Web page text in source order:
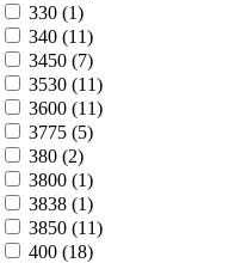
330 (1)
340 (11)
3450 (7)
3530 (11)
3600 (11)
3775 (5)
380 (2)
3800 (1)
3838 (1)
3850 (11)
400 (18)